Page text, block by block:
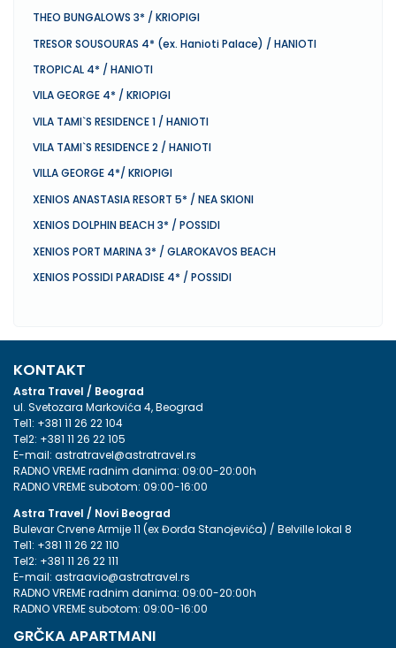
THEO BUNGALOWS 3* / KRIOPIGI
TRESOR SOUSOURAS 4* (ex. Hanioti Palace) / HANIOTI
TROPICAL 4* / HANIOTI
VILA GEORGE 4* / KRIOPIGI
VILA TAMI`S RESIDENCE 1 / HANIOTI
VILA TAMI`S RESIDENCE 2 / HANIOTI
VILLA GEORGE 4*/ KRIOPIGI
XENIOS ANASTASIA RESORT 5* / NEA SKIONI
XENIOS DOLPHIN BEACH 3* / POSSIDI
XENIOS PORT MARINA 3* / GLAROKAVOS BEACH
XENIOS POSSIDI PARADISE 4* / POSSIDI
KONTAKT
Astra Travel / Beograd
ul. Svetozara Markovića 4, Beograd
Tel1: +381 11 26 22 104
Tel2: +381 11 26 22 105
E-mail: astratravel@astratravel.rs
RADNO VREME radnim danima: 09:00-20:00h
RADNO VREME subotom: 09:00-16:00
Astra Travel / Novi Beograd
Bulevar Crvene Armije 11 (ex Đorđa Stanojevića) / Belville lokal 8
Tel1: +381 11 26 22 110
Tel2: +381 11 26 22 111
E-mail: astraavio@astratravel.rs
RADNO VREME radnim danima: 09:00-20:00h
RADNO VREME subotom: 09:00-16:00
GRČKA APARTMANI